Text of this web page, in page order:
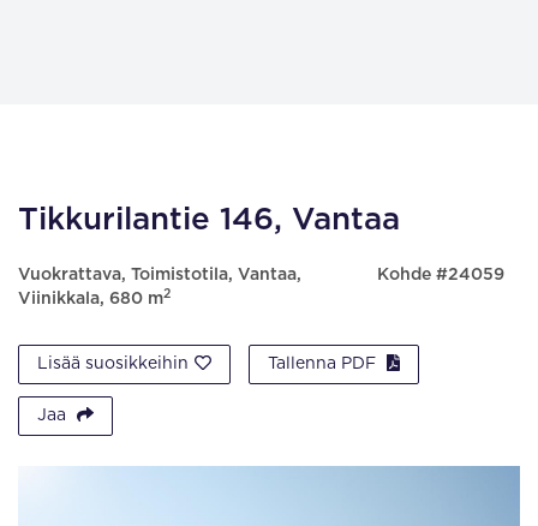
Tikkurilantie 146, Vantaa
Vuokrattava, Toimistotila, Vantaa,
Viinikkala, 680 m2
Kohde #24059
Lisää suosikkeihin Tallenna PDF
Jaa